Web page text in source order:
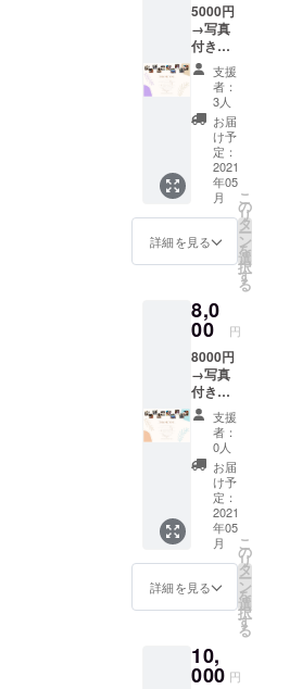
5000円
→写真
付きお
礼メッ
セージ
メール
と、オ
リジナ
ルボー
ルペ
ン、マ
グカッ
プ、T
シャツ
を送り
のTシャ
ツのサ
イズを
備考欄
にご記
載くだ
さい
支援
者：
3人
お届
け予
定：
2021
年05
月
詳細を見る
こ
の
リ
タ
ー
ン
を
選
択
す
る
8,0
00 円
8000円
→写真
付きお
礼メッ
セージ
メール
と、ギ
フト
セット
(ペン、
マグ、
コー
ヒー付
き)を送
りま
シャツ
のサイ
支援
者：
0人
お届
け予
定：
2021
年05
月
詳細を見る
こ
の
リ
タ
ー
ン
を
選
択
す
る
10,
000 円